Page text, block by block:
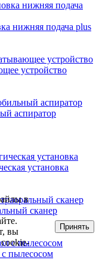
нижняя подача plus
устройство
аспиратор
установка
сканер
пылесосом
в
вы
Принять